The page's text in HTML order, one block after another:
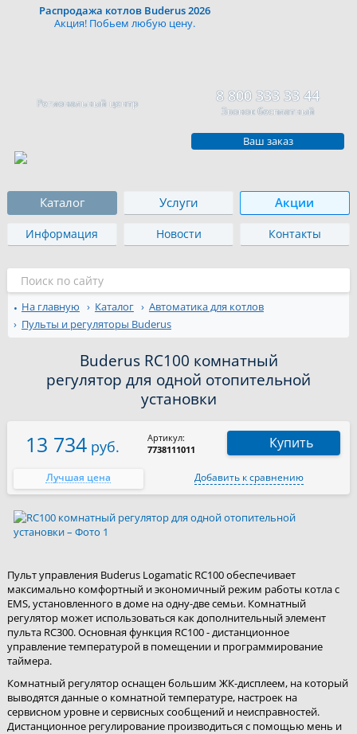
Распродажа котлов Buderus 2026
Акция! Побьем любую цену.
Региональный центр 8 800 333 33 44
Звонок бесплатный
Ваш заказ
Каталог Услуги Акции
Информация Новости Контакты
На главную Каталог
Автоматика для котлов
Пульты и регуляторы Buderus
Buderus RC100 комнатный
регулятор для одной отопительной
установки
13 734руб.
Артикул:
7738111011
Купить
Лучшая цена Добавить к сравнению
Пульт управления Buderus Logamatic RC100 обеспечивает
максимально комфортный и экономичный режим работы котла с
EMS, установленного в доме на одну-две семьи. Комнатный
регулятор может использоваться как дополнительный элемент
пульта RC300. Основная функция RC100 - дистанционное
управление температурой в помещении и программирование
таймера.
Комнатный регулятор оснащен большим ЖК-дисплеем, на который
выводятся данные о комнатной температуре, настроек на
сервисном уровне и сервисных сообщений и неисправностей.
Дистанционное регулирование производиться с помощью мень и